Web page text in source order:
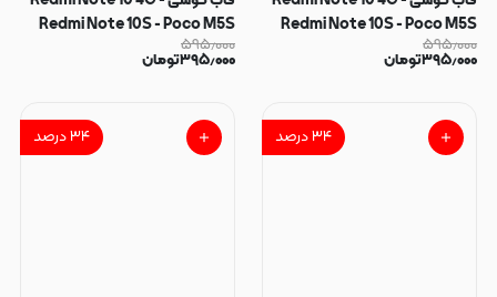
Redmi Note 10S - Poco M5S
دار دور مات دکمه کرومی طرح
۵۹۵٫۰۰۰
۳۹۵٫۰۰۰تومان
Redmi Note 10S - Poco M5S
دار دور مات دکمه کرومی طرح
۵۹۵٫۰۰۰
۳۹۵٫۰۰۰تومان
۳۴درصد ۳۴درصد